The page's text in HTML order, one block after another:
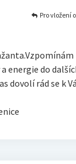
energie do
dovolí rád se k
Pro vložení